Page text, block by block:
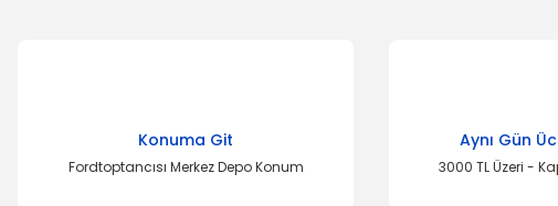
Konuma Git
Fordtoptancısı Merkez Depo Konum
Aynı Gün
3000 TL Üzeri -